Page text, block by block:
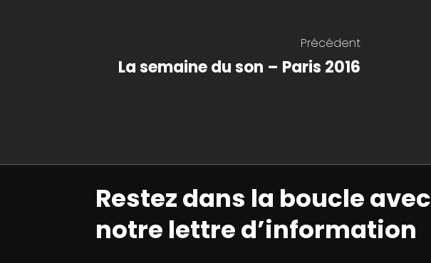
Précédent
La semaine du son – Paris 2016
Restez dans la boucle avec
notre lettre d’information